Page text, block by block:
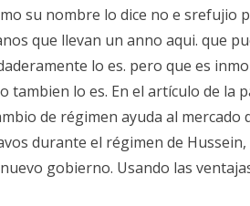
su nombre lo dice no e srefujio
que llevan un anno aqui. que
lo es. pero que es
tambien lo es. En el artículo de la
de régimen ayuda al mercado
durante el régimen de
gobierno. Usando las